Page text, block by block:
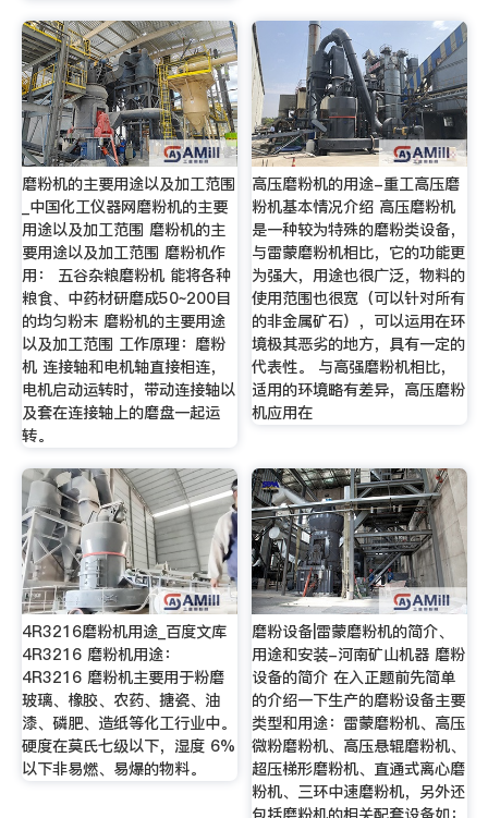
磨粉机的主要用途以及加工范围
_中国化工仪器网磨粉机的主要
用途以及加工范围 磨粉机的主
要用途以及加工范围 磨粉机作
用： 五谷杂粮磨粉机 能将各种
粮食、中药材研磨成50~200目
的均匀粉末 磨粉机的主要用途
以及加工范围 工作原理：磨粉
机 连接轴和电机轴直接相连，
电机启动运转时，带动连接轴以
及套在连接轴上的磨盘一起运
转。
高压磨粉机的用途-重工高压磨
粉机基本情况介绍 高压磨粉机
是一种较为特殊的磨粉类设备，
与雷蒙磨粉机相比，它的功能更
为强大，用途也很广泛，物料的
使用范围也很宽（可以针对所有
的非金属矿石），可以运用在环
境极其恶劣的地方，具有一定的
代表性。 与高强磨粉机相比，
适用的环境略有差异，高压磨粉
机应用在
4R3216磨粉机用途_百度文库
4R3216 磨粉机用途：
4R3216 磨粉机主要用于粉磨
玻璃、橡胶、农药、搪瓷、油
漆、磷肥、造纸等化工行业中。
硬度在莫氏七级以下，湿度 6%
以下非易燃、易爆的物料。
磨粉设备|雷蒙磨粉机的简介、
用途和安装-河南矿山机器 磨粉
设备的简介 在入正题前先简单
的介绍一下生产的磨粉设备主要
类型和用途：雷蒙磨粉机、高压
微粉磨粉机、高压悬辊磨粉机、
超压梯形磨粉机、直通式离心磨
粉机、三环中速磨粉机，另外还